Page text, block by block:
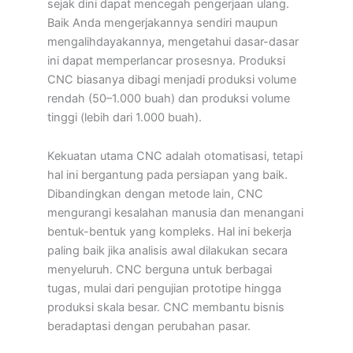
sejak dini dapat mencegah pengerjaan ulang.
Baik Anda mengerjakannya sendiri maupun
mengalihdayakannya, mengetahui dasar-dasar
ini dapat memperlancar prosesnya. Produksi
CNC biasanya dibagi menjadi produksi volume
rendah (50–1.000 buah) dan produksi volume
tinggi (lebih dari 1.000 buah).
Kekuatan utama CNC adalah otomatisasi, tetapi
hal ini bergantung pada persiapan yang baik.
Dibandingkan dengan metode lain, CNC
mengurangi kesalahan manusia dan menangani
bentuk-bentuk yang kompleks. Hal ini bekerja
paling baik jika analisis awal dilakukan secara
menyeluruh. CNC berguna untuk berbagai
tugas, mulai dari pengujian prototipe hingga
produksi skala besar. CNC membantu bisnis
beradaptasi dengan perubahan pasar.